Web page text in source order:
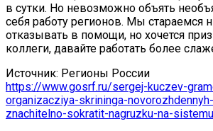
в сутки. Но невозможно объять
себя работу регионов. Мы стараемся
отказывать в помощи, но хочется
коллеги, давайте работать более
Источник: Регионы России
https://www.gosrf.ru/sergej-kuczev-
organizacziya-skrininga-
znachitelno-sokratit-nagruzku-na-